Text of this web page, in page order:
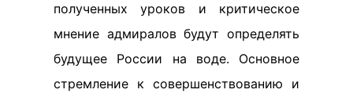
полученных уроков и критическое
мнение адмиралов будут определять
будущее России на воде. Основное
стремление к совершенствованию и